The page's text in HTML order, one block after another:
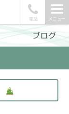
電話 メニュー